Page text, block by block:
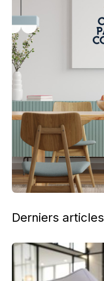
Derniers articles